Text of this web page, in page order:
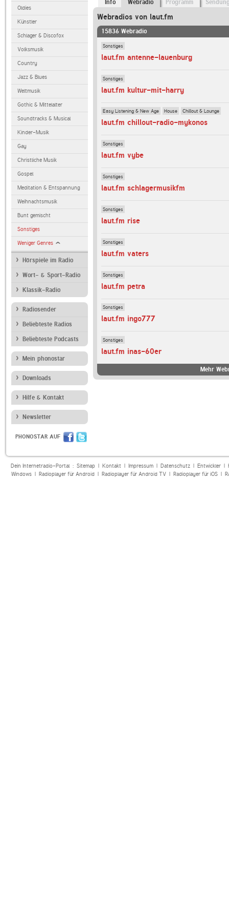
Oldies
Künstler
Schlager & Discofox
Volksmusik
Country
Jazz & Blues
Weltmusik
Gothic & Mittelalter
Soundtracks & Musical
Kinder-Musik
Gay
Christliche Musik
Gospel
Meditation & Entspannung
Weihnachtsmusik
Bunt gemischt
Sonstiges
Weniger Genres
Hörspiele im Radio
Wort- & Sport-Radio
Klassik-Radio
Radiosender
Beliebteste Radios
Beliebteste Podcasts
Mein phonostar
Downloads
Hilfe & Kontakt
Newsletter
PHONOSTAR AUF
Info Webradio Programm
Webradios von laut.fm
15836 Webradio
Sonstiges
laut.fm antenne-lauenburg
Sonstiges
laut.fm kultur-mit-harry
Easy Listening & New Age House Chillout & Lounge
laut.fm chillout-radio-mykonos
Sonstiges
laut.fm vybe
Sonstiges
laut.fm schlagermusikfm
Sonstiges
laut.fm rise
Sonstiges
laut.fm vaters
Sonstiges
laut.fm petra
Sonstiges
laut.fm ingo777
Sonstiges
laut.fm inas-60er
Mehr
Dein Internetradio-Portal : Sitemap| Kontakt| Impressum| Datenschutz| Entwickler|
Windows| Radioplayer für Android| Radioplayer für Android TV| Radioplayer für iOS|